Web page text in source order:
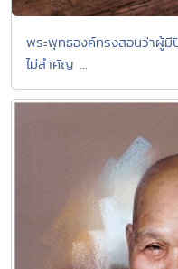
พระพุทธองค์ทรงสอนว่าผู้
ไม่สำคัญ ...